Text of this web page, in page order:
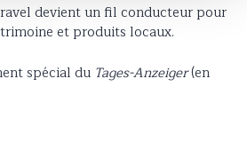
devient un fil conducteur pour
et produits locaux.
spécial du Tages-Anzeiger(en